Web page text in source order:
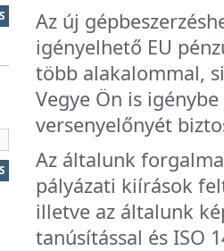
Az új
igényelhető EU
több alakalommal,
Vegye Ön is
versenyelőnyét
Az általunk
pályázati kiírások
illetve az általunk
tanúsítással és ISO